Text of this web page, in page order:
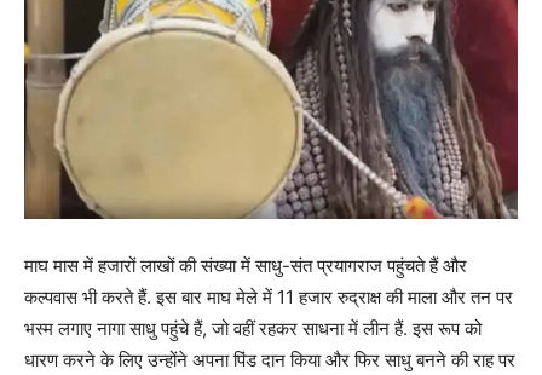
माघ मास में हजारों लाखों की संख्या में साधु-संत प्रयागराज पहुंचते हैं और
कल्पवास भी करते हैं. इस बार माघ मेले में 11 हजार रुद्राक्ष की माला और तन पर
भस्म लगाए नागा साधु पहुंचे हैं, जो वहीं रहकर साधना में लीन हैं. इस रूप को
धारण करने के लिए उन्होंने अपना पिंड दान किया और फिर साधु बनने की राह पर